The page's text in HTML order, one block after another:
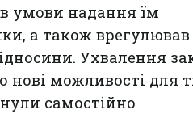
умови надання їм
а також врегулював
Ухвалення
нові можливості для
самостійно